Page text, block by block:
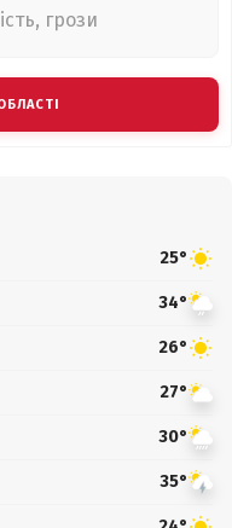
грози
25°
34°
26°
27°
30°
35°